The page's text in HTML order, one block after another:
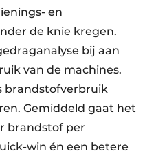
en
de knie kregen.
bij aan
van de machines.
brandstofverbruik
Gemiddeld gaat het
brandstof per
win én een betere